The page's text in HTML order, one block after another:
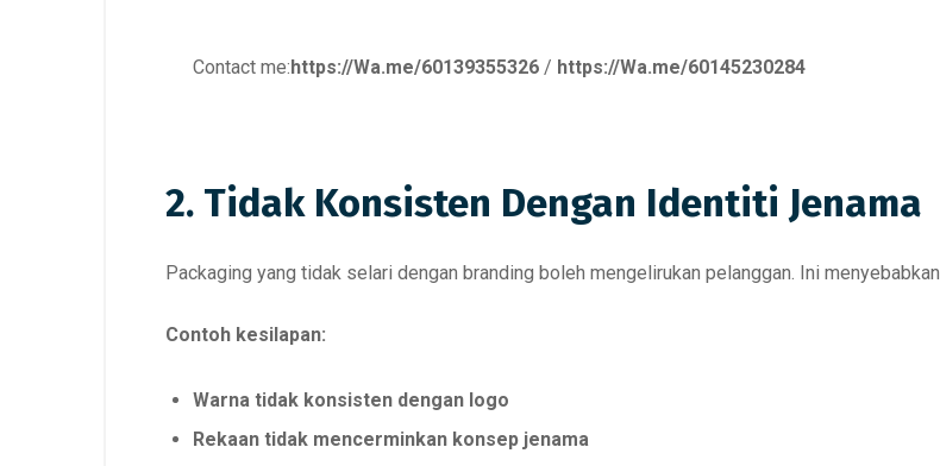
Contact me:https://Wa.me/60139355326 / https://Wa.me/60145230284
2. Tidak Konsisten Dengan Identiti Jenama
Packaging yang tidak selari dengan branding boleh mengelirukan pelanggan. Ini menyebabkan
Contoh kesilapan:
Warna tidak konsisten dengan logo
Rekaan tidak mencerminkan konsep jenama